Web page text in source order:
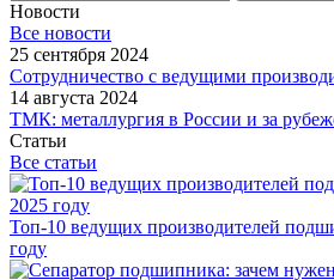
Новости
Все новости
25 сентября 2024
Сотрудничество с ведущими
14 августа 2024
ТМК: металлургия в России и за
Статьи
Все статьи
Топ-10 ведущих производителей
году